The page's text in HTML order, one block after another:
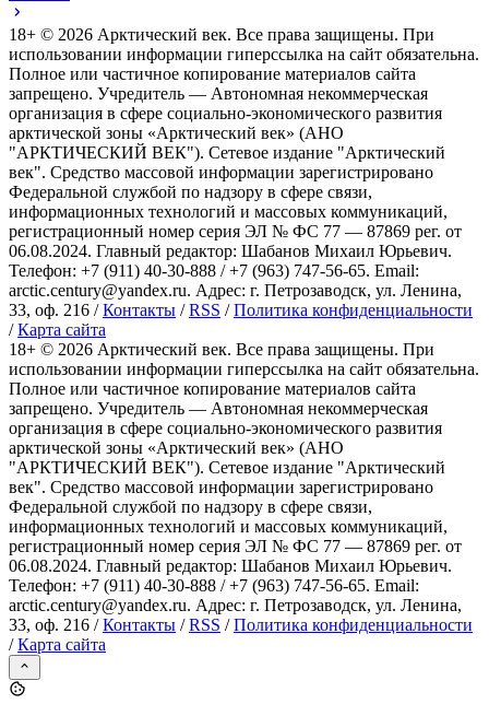
18+ © 2026 Арктический век. Все права защищены. При
использовании информации гиперссылка на сайт обязательна.
Полное или частичное копирование материалов сайта
запрещено. Учредитель — Автономная некоммерческая
организация в сфере социально-экономического развития
арктической зоны «Арктический век» (АНО
"АРКТИЧЕСКИЙ ВЕК"). Сетевое издание "Арктический
век". Средство массовой информации зарегистрировано
Федеральной службой по надзору в сфере связи,
информационных технологий и массовых коммуникаций,
регистрационный номер серия ЭЛ № ФС 77 — 87869 рег. от
06.08.2024. Главный редактор: Шабанов Михаил Юрьевич.
Телефон: +7 (911) 40-30-888 / +7 (963) 747-56-65. Email:
arctic.century@yandex.ru. Адрес: г. Петрозаводск, ул. Ленина,
33, оф. 216 /Контакты /RSS /Политика конфиденциальности
/Карта сайта
18+ © 2026 Арктический век. Все права защищены. При
использовании информации гиперссылка на сайт обязательна.
Полное или частичное копирование материалов сайта
запрещено. Учредитель — Автономная некоммерческая
организация в сфере социально-экономического развития
арктической зоны «Арктический век» (АНО
"АРКТИЧЕСКИЙ ВЕК"). Сетевое издание "Арктический
век". Средство массовой информации зарегистрировано
Федеральной службой по надзору в сфере связи,
информационных технологий и массовых коммуникаций,
регистрационный номер серия ЭЛ № ФС 77 — 87869 рег. от
06.08.2024. Главный редактор: Шабанов Михаил Юрьевич.
Телефон: +7 (911) 40-30-888 / +7 (963) 747-56-65. Email:
arctic.century@yandex.ru. Адрес: г. Петрозаводск, ул. Ленина,
33, оф. 216 /Контакты /RSS /Политика конфиденциальности
/Карта сайта